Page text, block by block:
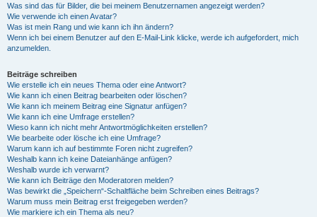
Was sind das für Bilder, die bei meinem Benutzernamen angezeigt werden?
Wie verwende ich einen Avatar?
Was ist mein Rang und wie kann ich ihn ändern?
Wenn ich bei einem Benutzer auf den E-Mail-Link klicke, werde ich aufgefordert, mich
anzumelden.
Beiträge schreiben
Wie erstelle ich ein neues Thema oder eine Antwort?
Wie kann ich einen Beitrag bearbeiten oder löschen?
Wie kann ich meinem Beitrag eine Signatur anfügen?
Wie kann ich eine Umfrage erstellen?
Wieso kann ich nicht mehr Antwortmöglichkeiten erstellen?
Wie bearbeite oder lösche ich eine Umfrage?
Warum kann ich auf bestimmte Foren nicht zugreifen?
Weshalb kann ich keine Dateianhänge anfügen?
Weshalb wurde ich verwarnt?
Wie kann ich Beiträge den Moderatoren melden?
Was bewirkt die „Speichern“-Schaltfläche beim Schreiben eines Beitrags?
Warum muss mein Beitrag erst freigegeben werden?
Wie markiere ich ein Thema als neu?